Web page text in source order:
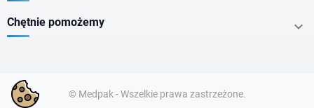
Chętnie pomożemy 
© Medpak - Wszelkie prawa zastrzeżone.